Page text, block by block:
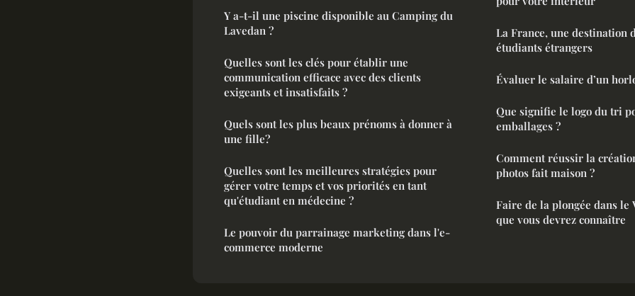
Y a-t-il une piscine disponible au Camping du
Lavedan ?
Quelles sont les clés pour établir une
communication efficace avec des clients
exigeants et insatisfaits ?
Quels sont les plus beaux prénoms à donner à
une fille?
Quelles sont les meilleures stratégies pour
gérer votre temps et vos priorités en tant
qu'étudiant en médecine ?
Le pouvoir du parrainage marketing dans l'e-
commerce moderne
La France, une destination
étudiants étrangers
Évaluer le salaire d’un
Que signifie le logo du tri
emballages ?
Comment réussir la
photos fait maison ?
Faire de la plongée dans le
que vous devrez connaître